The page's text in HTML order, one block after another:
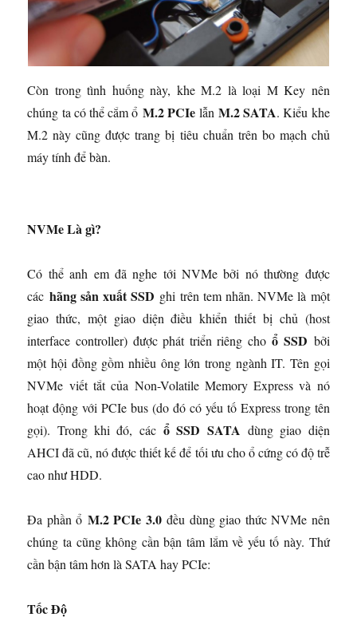
Còn trong tình huống này, khe M.2 là loại M Key nên
chúng ta có thể cắm ổ M.2 PCIelẫnM.2 SATA. Kiểu khe
M.2 này cũng được trang bị tiêu chuẩn trên bo mạch chủ
máy tính để bàn.
NVMe Là gì?
Có thể anh em đã nghe tới NVMe bởi nó thường được
các hãng sản xuất SSD ghi trên tem nhãn. NVMe là một
giao thức, một giao diện điều khiển thiết bị chủ (host
interface controller) được phát triển riêng choổ SSD bởi
một hội đồng gồm nhiều ông lớn trong ngành IT. Tên gọi
NVMe viết tắt của Non-Volatile Memory Express và nó
hoạt động với PCIe bus (do đó có yếu tố Express trong tên
gọi). Trong khi đó, cácổ SSD SATA dùng giao diện
AHCI đã cũ, nó được thiết kế để tối ưu cho ổ cứng có độ trễ
cao như HDD.
Đa phần ổ M.2 PCIe 3.0đều dùng giao thức NVMe nên
chúng ta cũng không cần bận tâm lắm về yếu tố này. Thứ
cần bận tâm hơn là SATA hay PCIe:
Tốc Độ